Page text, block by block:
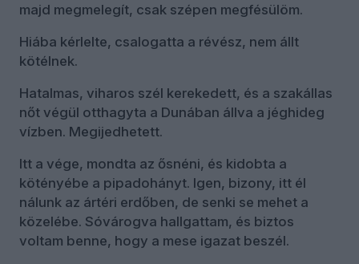
majd megmelegít, csak szépen megfésülöm.
Hiába kérlelte, csalogatta a révész, nem állt
kötélnek.
Hatalmas, viharos szél kerekedett, és a szakállas
nőt végül otthagyta a Dunában állva a jéghideg
vízben. Megijedhetett.
Itt a vége, mondta az ősnéni, és kidobta a
kötényébe a pipadohányt. Igen, bizony, itt él
nálunk az ártéri erdőben, de senki se mehet a
közelébe. Sóvárogva hallgattam, és biztos
voltam benne, hogy a mese igazat beszél.